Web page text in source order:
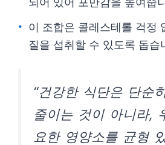
이 조합은 콜레스테롤 걱정
질을 섭취할 수 있도록 돕습
“건강한 식단은 단순
줄이는 것이 아니라,
요한 영양소를 균형